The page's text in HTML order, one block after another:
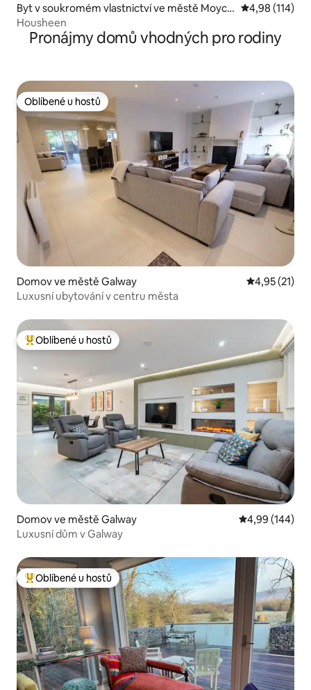
Byt v soukromém vlastnictví ve městě Moycul
len
Průměrné
4,98 (114)
Housheen
Pronájmy domů vhodných pro rodiny
Oblíbené u hostů
Oblíbené u hostů
Domov ve městě Galway Průměrné
4,95 (21)
Luxusní ubytování v centru města
Nejlepší v kategorii Oblíbené u hostů
Oblíbené u hostů
Domov ve městě Galway Průměrné
4,99 (144)
Luxusní dům v Galway
Nejlepší v kategorii Oblíbené u hostů
Oblíbené u hostů